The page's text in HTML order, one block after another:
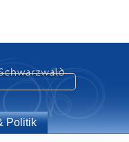
Politik